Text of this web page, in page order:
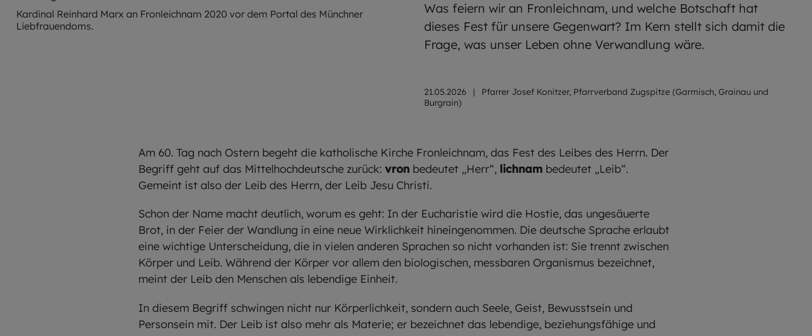
Kardinal Reinhard Marx an Fronleichnam 2020 vor dem Portal des Münchner
Liebfrauendoms.
Was feiern wir an Fronleichnam, und welche Botschaft hat
dieses Fest für unsere Gegenwart? Im Kern stellt sich damit die
Frage, was unser Leben ohne Verwandlung wäre.
21.05.2026 |
Pfarrer Josef Konitzer, Pfarrverband Zugspitze (Garmisch, Grainau und
Burgrain)
Am 60. Tag nach Ostern begeht die katholische Kirche Fronleichnam, das Fest des Leibes des Herrn. Der
Begriff geht auf das Mittelhochdeutsche zurück: vron bedeutet „Herr“, lichnam bedeutet „Leib“.
Gemeint ist also der Leib des Herrn, der Leib Jesu Christi.
Schon der Name macht deutlich, worum es geht: In der Eucharistie wird die Hostie, das ungesäuerte
Brot, in der Feier der Wandlung in eine neue Wirklichkeit hineingenommen. Die deutsche Sprache erlaubt
eine wichtige Unterscheidung, die in vielen anderen Sprachen so nicht vorhanden ist: Sie trennt zwischen
Körper und Leib. Während der Körper vor allem den biologischen, messbaren Organismus bezeichnet,
meint der Leib den Menschen als lebendige Einheit.
In diesem Begriff schwingen nicht nur Körperlichkeit, sondern auch Seele, Geist, Bewusstsein und
Personsein mit. Der Leib ist also mehr als Materie; er bezeichnet das lebendige, beziehungsfähige und